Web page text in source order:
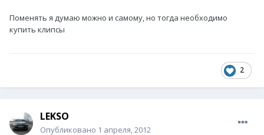
Поменять я думаю можно и самому, но тогда необходимо
купить клипсы
2
LEKSO
Опубликовано 1 апреля, 2012